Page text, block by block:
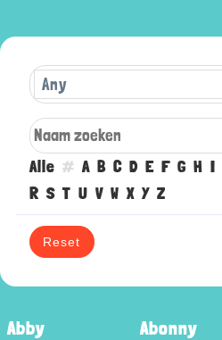
Any
Alle # A B C D E F G H I
R S T U V W X Y Z
Reset
Abby Abonny